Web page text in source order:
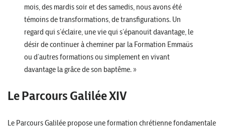
mois, des mardis soir et des samedis, nous avons été
témoins de transformations, de transfigurations. Un
regard qui s’éclaire, une vie qui s’épanouit davantage, le
désir de continuer à cheminer par la Formation Emmaüs
ou d’autres formations ou simplement en vivant
davantage la grâce de son baptême. »
Le Parcours Galilée XIV
Le Parcours Galilée propose une formation chrétienne fondamentale